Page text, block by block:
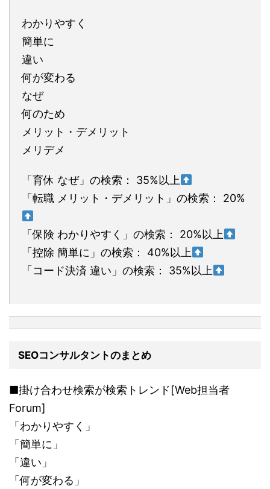
わかりやすく
簡単に
違い
何が変わる
なぜ
何のため
メリット・デメリット
メリデメ
「育休 なぜ」の検索： 35%以上
「転職 メリット・デメリット」の検索： 20%
「保険 わかりやすく」の検索： 20%以上
「控除 簡単に」の検索： 40%以上
「コード決済 違い」の検索： 35%以上
SEOコンサルタントのまとめ
■掛け合わせ検索が検索トレンド[Web担当者
Forum]
「わかりやすく」
「簡単に」
「違い」
「何が変わる」